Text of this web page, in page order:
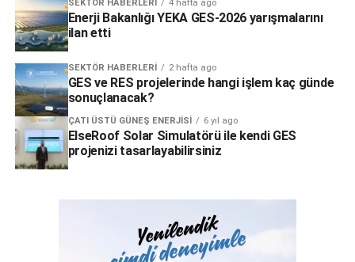
SEKTÖR HABERLERI 4 hafta ago
Enerji Bakanlığı YEKA GES-2026 yarışmalarını
ilan etti
SEKTÖR HABERLERI 2 hafta ago
GES ve RES projelerinde hangi işlem kaç günde
sonuçlanacak?
ÇATI ÜSTÜ GÜNEŞ ENERJISI 6 yıl ago
ElseRoof Solar Simulatörü ile kendi GES
projenizi tasarlayabilirsiniz